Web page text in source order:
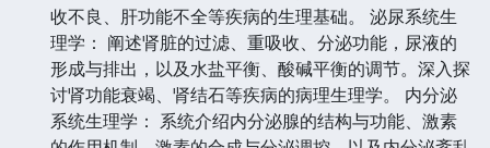
收不良、肝功能不全等疾病的生理基础。 泌尿系统生
理学： 阐述肾脏的过滤、重吸收、分泌功能，尿液的
形成与排出，以及水盐平衡、酸碱平衡的调节。深入探
讨肾功能衰竭、肾结石等疾病的病理生理学。 内分泌
系统生理学： 系统介绍内分泌腺的结构与功能、激素